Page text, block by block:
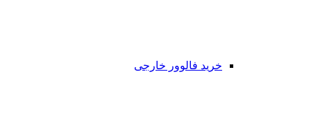
خرید فالوور خارجی